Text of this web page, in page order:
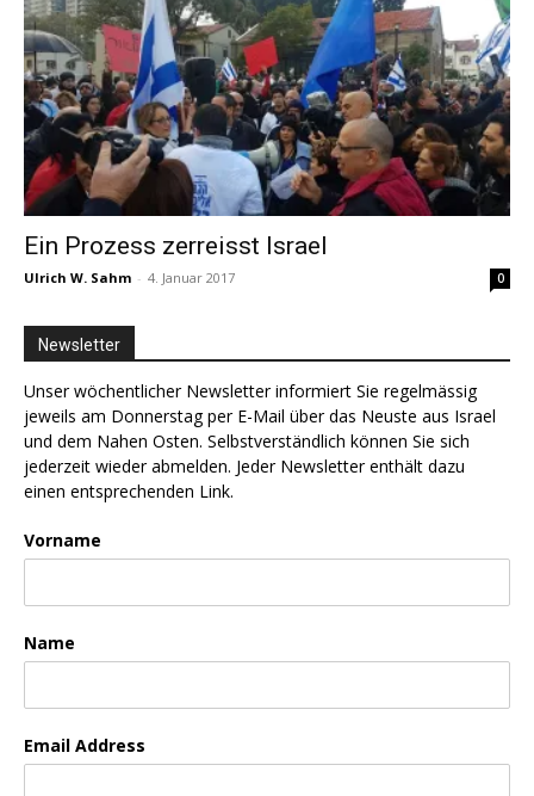
Ein Prozess zerreisst Israel
Ulrich W. Sahm - 4. Januar 2017 0
Newsletter
Unser wöchentlicher Newsletter informiert Sie regelmässig
jeweils am Donnerstag per E-Mail über das Neuste aus Israel
und dem Nahen Osten. Selbstverständlich können Sie sich
jederzeit wieder abmelden. Jeder Newsletter enthält dazu
einen entsprechenden Link.
Vorname
Name
Email Address